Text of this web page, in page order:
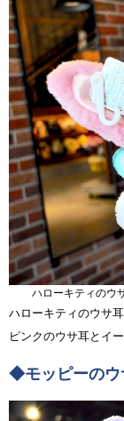
ハローキティのウ
ハローキティのウサ
ピンクのウサ耳とイ
◆モッピーのウ